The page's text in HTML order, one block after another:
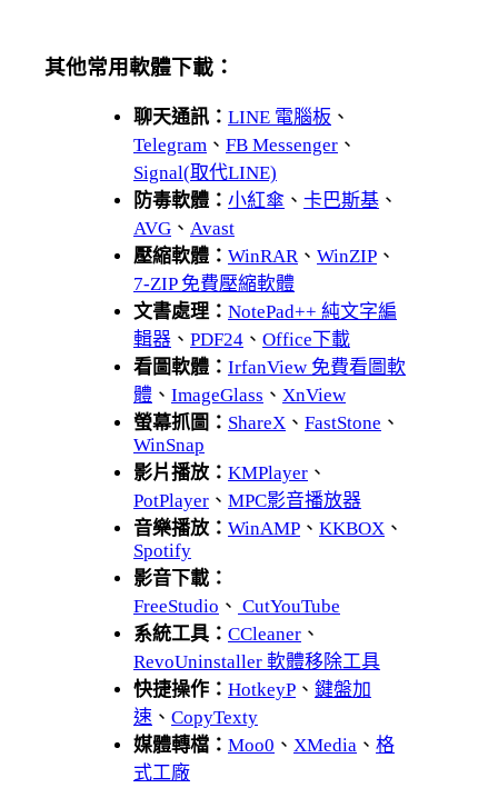
其他常用軟體下載：
聊天通訊： LINE 電腦板 、
Telegram 、 FB Messenger 、
Signal(取代LINE)
防毒軟體： 小紅傘 、 卡巴斯基 、
AVG 、 Avast
壓縮軟體： WinRAR、 WinZIP 、
7-ZIP 免費壓縮軟體
文書處理： NotePad++ 純文字編
輯器 、 PDF24 、 Office下載
看圖軟體： IrfanView 免費看圖軟
體 、 ImageGlass 、 XnView
螢幕抓圖： ShareX 、 FastStone 、
WinSnap
影片播放： KMPlayer 、
PotPlayer 、 MPC影音播放器
音樂播放： WinAMP 、 KKBOX 、
Spotify
影音下載：
FreeStudio 、 CutYouTube
系統工具： CCleaner 、
RevoUninstaller 軟體移除工具
快捷操作： HotkeyP 、 鍵盤加
速 、 CopyTexty
媒體轉檔： Moo0 、 XMedia 、 格
式工廠